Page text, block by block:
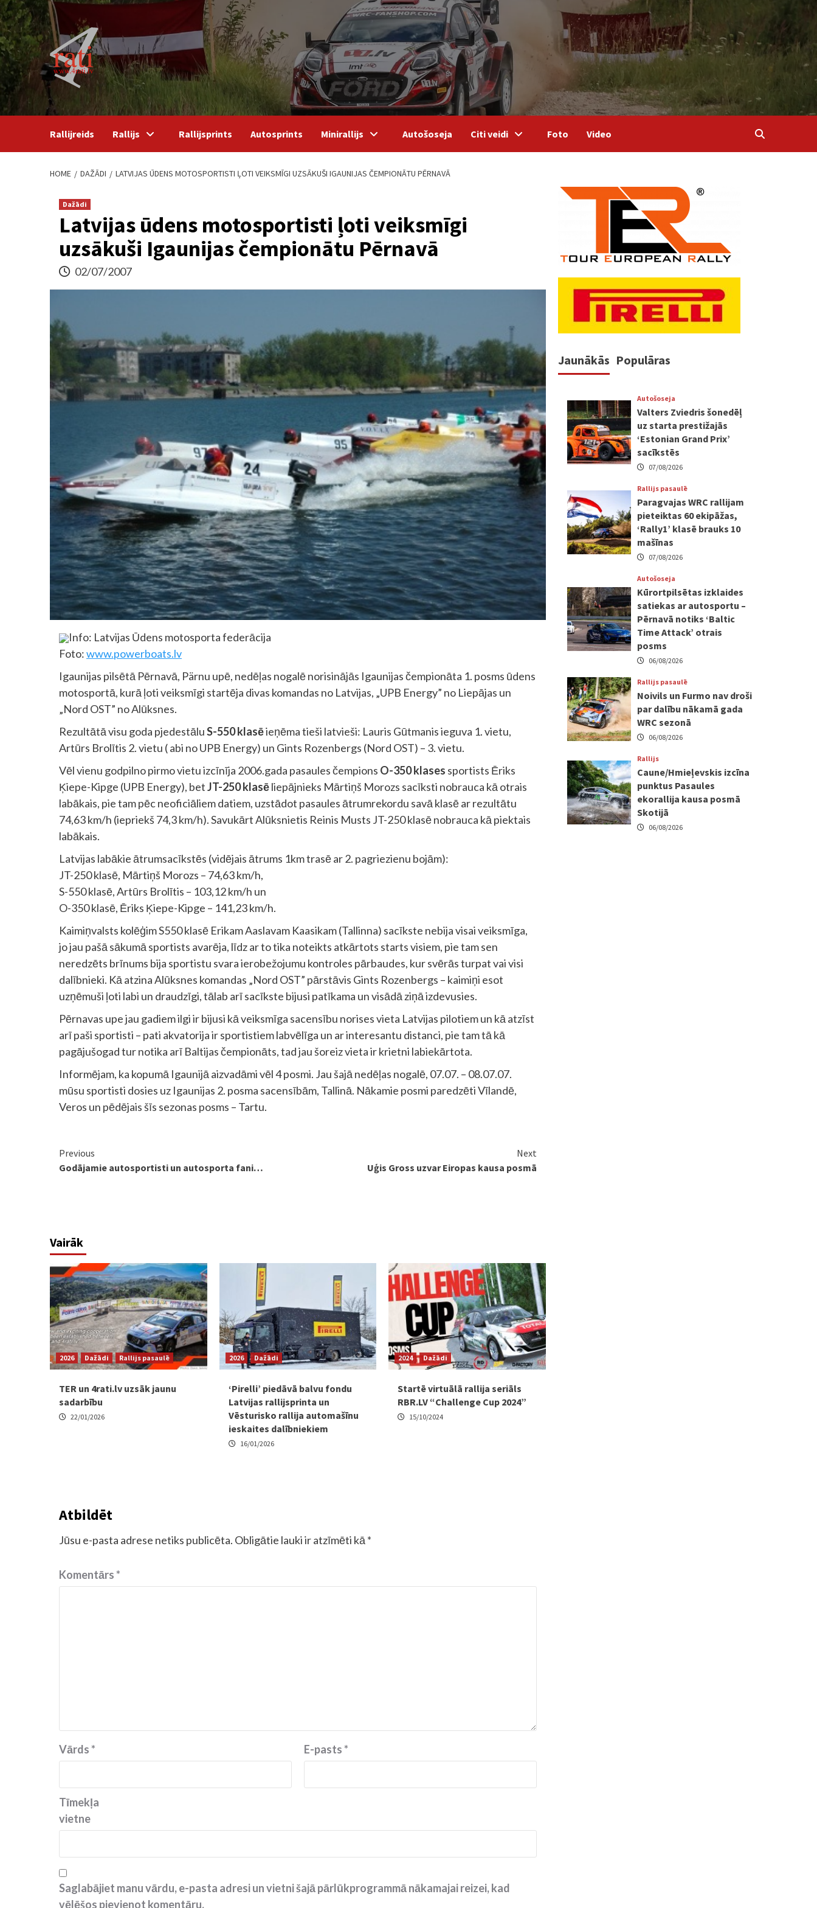
Skip
to
content
Rallijreids Rallijs Rallijsprints Autosprints Minirallijs Autošoseja Citi veidi Foto Video
HOME DAŽĀDI LATVIJAS ŪDENS MOTOSPORTISTI ĻOTI VEIKSMĪGI UZSĀKUŠI IGAUNIJAS ČEMPIONĀTU PĒRNAVĀ
Dažādi
Latvijas ūdens motosportisti ļoti veiksmīgi
uzsākuši Igaunijas čempionātu Pērnavā
02/07/2007
Info: Latvijas Ūdens motosporta federācija
Foto:www.powerboats.lv
Igaunijas pilsētā Pērnavā, Pärnu upē, nedēļas nogalē norisinājās Igaunijas čempionāta 1. posms ūdens
motosportā, kurā ļoti veiksmīgi startēja divas komandas no Latvijas, „UPB Energy” no Liepājas un
„Nord OST” no Alūksnes.
Rezultātā visu goda pjedestāluS-550 klasēieņēma tieši latvieši: Lauris Gūtmanis ieguva 1. vietu,
Artūrs Brolītis 2. vietu ( abi no UPB Energy) un Gints Rozenbergs (Nord OST) – 3. vietu.
Vēl vienu godpilno pirmo vietu izcīnīja 2006.gada pasaules čempions O-350 klases sportists Ēriks
Ķiepe-Kipge (UPB Energy), betJT-250klasēliepājnieks Mārtiņš Morozs sacīksti nobrauca kā otrais
labākais, pie tam pēc neoficiāliem datiem, uzstādot pasaules ātrumrekordu savā klasē ar rezultātu
74,63 km/h (iepriekš 74,3 km/h). Savukārt Alūksnietis Reinis Musts JT-250 klasē nobrauca kā piektais
labākais.
Latvijas labākie ātrumsacīkstēs (vidējais ātrums 1km trasē ar 2. pagriezienu bojām):
JT-250 klasē, Mārtiņš Morozs – 74,63 km/h,
S-550 klasē, Artūrs Brolītis – 103,12 km/h un
O-350 klasē, Ēriks Ķiepe-Kipge – 141,23 km/h.
Kaimiņvalsts kolēģim S550 klasē Erikam Aaslavam Kaasikam (Tallinna) sacīkste nebija visai veiksmīga,
jo jau pašā sākumā sportists avarēja, līdz ar to tika noteikts atkārtots starts visiem, pie tam sen
neredzēts brīnums bija sportistu svara ierobežojumu kontroles pārbaudes, kur svērās turpat vai visi
dalībnieki. Kā atzina Alūksnes komandas „Nord OST” pārstāvis Gints Rozenbergs – kaimiņi esot
uzņēmuši ļoti labi un draudzīgi, tālab arī sacīkste bijusi patīkama un visādā ziņā izdevusies.
Pērnavas upe jau gadiem ilgi ir bijusi kā veiksmīga sacensību norises vieta Latvijas pilotiem un kā atzīst
arī paši sportisti – pati akvatorija ir sportistiem labvēlīga un ar interesantu distanci, pie tam tā kā
pagājušogad tur notika arī Baltijas čempionāts, tad jau šoreiz vieta ir krietni labiekārtota.
Informējam, ka kopumā Igaunijā aizvadāmi vēl 4 posmi. Jau šajā nedēļas nogalē, 07.07. – 08.07.07.
mūsu sportisti dosies uz Igaunijas 2. posma sacensībām, Tallinā. Nākamie posmi paredzēti Vīlandē,
Veros un pēdējais šīs sezonas posms – Tartu.
Continue
Reading
Previous
Godājamie autosportisti un autosporta fani…
Next
Uģis Gross uzvar Eiropas kausa posmā
Vairāk
2026 Dažādi Rallijs pasaulē
TER un 4rati.lv uzsāk jaunu
sadarbību
22/01/2026
2026 Dažādi
‘Pirelli’ piedāvā balvu fondu
Latvijas rallijsprinta un
Vēsturisko rallija automašīnu
ieskaites dalībniekiem
16/01/2026
2024 Dažādi
Startē virtuālā rallija seriāls
RBR.LV “Challenge Cup 2024”
15/10/2024
Atbildēt
Jūsu e-pasta adrese netiks publicēta. Obligātie lauki ir atzīmēti kā *
Komentārs*
Vārds* E-pasts*
Tīmekļa
vietne
Saglabājiet manu vārdu, e-pasta adresi un vietni šajā pārlūkprogrammā nākamajai reizei, kad
vēlēšos pievienot komentāru.
Jaunākās Populāras
Autošoseja
Valters Zviedris šonedēļ
uz starta prestižajās
‘Estonian Grand Prix’
sacīkstēs
07/08/2026
Rallijs pasaulē
Paragvajas WRC rallijam
pieteiktas 60 ekipāžas,
‘Rally1’ klasē brauks 10
mašīnas
07/08/2026
Autošoseja
Kūrortpilsētas izklaides
satiekas ar autosportu –
Pērnavā notiks ‘Baltic
Time Attack’ otrais
posms
06/08/2026
Rallijs pasaulē
Noivils un Furmo nav droši
par dalību nākamā gada
WRC sezonā
06/08/2026
Rallijs
Caune/Hmieļevskis izcīna
punktus Pasaules
ekorallija kausa posmā
Skotijā
06/08/2026